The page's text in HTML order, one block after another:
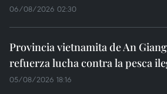
06/08/2026 02:30
Provincia vietnamita de An Giang
refuerza lucha contra la pesca
05/08/2026 18:16